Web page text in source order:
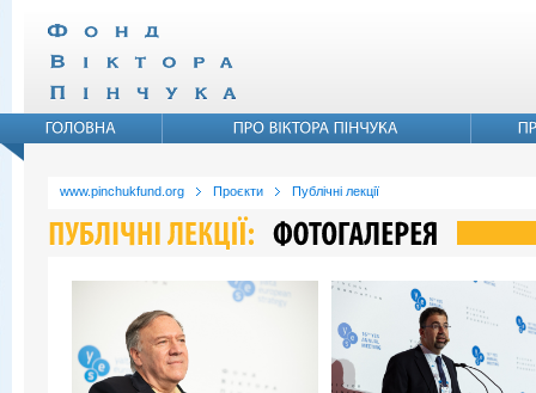
www.pinchukfund.org Проєкти Публічні лекції